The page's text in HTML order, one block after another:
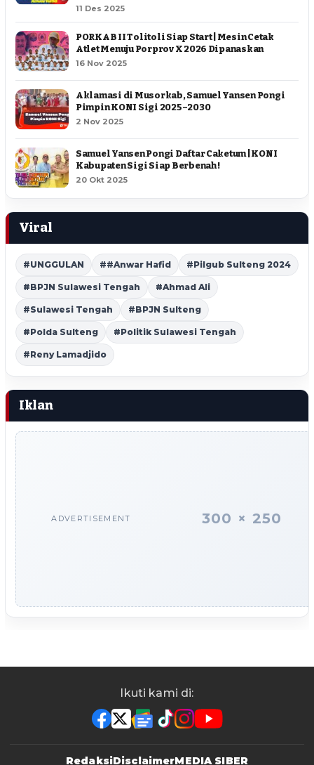
11 Des 2025
PORKAB II Tolitoli Siap Start | Mesin Cetak
Atlet Menuju Porprov X 2026 Dipanaskan
16 Nov 2025
Aklamasi di Musorkab, Samuel Yansen Pongi
Pimpin KONI Sigi 2025–2030
2 Nov 2025
Samuel Yansen Pongi Daftar Caketum | KONI
Kabupaten Sigi Siap Berbenah !
20 Okt 2025
Viral
#UNGGULAN ##Anwar Hafid #Pilgub Sulteng 2024
#BPJN Sulawesi Tengah #Ahmad Ali
#Sulawesi Tengah #BPJN Sulteng
#Polda Sulteng #Politik Sulawesi Tengah
#Reny Lamadjido
Iklan
ADVERTISEMENT 300 × 250
Ikuti kami di:
RedaksiDisclaimerMEDIA SIBER